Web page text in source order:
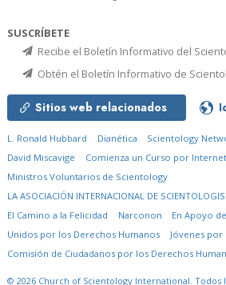
SUSCRÍBETE
Recibe el Boletín Informativo del
Obtén el Boletín Informativo de
Sitios web relacionados
L. Ronald Hubbard Dianética Scientology
David Miscavige
Comienza un Curso por Internet
Ministros Voluntarios de Scientology
LA ASOCIACIÓN INTERNACIONAL DE
El Camino a la Felicidad
Narconon
En Apoyo
Unidos por los Derechos Humanos
Jóvenes
Comisión de Ciudadanos por los Derechos
© 2026 Church of Scientology International. Todos